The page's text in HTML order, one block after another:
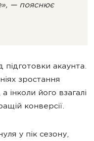
— пояснює
підготовки акаунта.
зростання
інколи його взагалі
конверсії.
у пік сезону,